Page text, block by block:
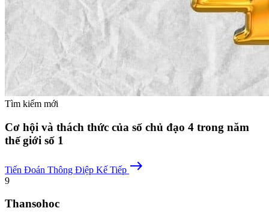
Tìm kiếm mới
Cơ hội và thách thức của số chủ đạo 4 trong năm
thế giới số 1
Tiến Đoán Thông Điệp Kế Tiếp east
9
Thansohoc